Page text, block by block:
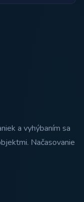
a vyhýbaním sa
Načasovanie